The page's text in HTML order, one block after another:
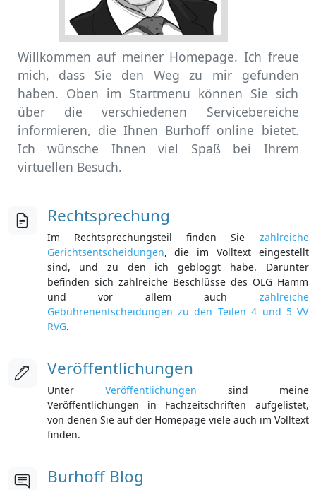
Willkommen auf meiner Homepage. Ich freue
mich, dass Sie den Weg zu mir gefunden
haben. Oben im Startmenu können Sie sich
über die verschiedenen Servicebereiche
informieren, die Ihnen Burhoff online bietet.
Ich wünsche Ihnen viel Spaß bei Ihrem
virtuellen Besuch.
Rechtsprechung
Im Rechtsprechungsteil finden Sie zahlreiche
Gerichtsentscheidungen, die im Volltext eingestellt
sind, und zu den ich gebloggt habe. Darunter
befinden sich zahlreiche Beschlüsse des OLG Hamm
und vor allem auch zahlreiche
Gebührenentscheidungen zu den Teilen 4 und 5 VV
RVG.
Veröffentlichungen
Unter Veröffentlichungen sind meine
Veröffentlichungen in Fachzeitschriften aufgelistet,
von denen Sie auf der Homepage viele auch im Volltext
finden.
Burhoff Blog